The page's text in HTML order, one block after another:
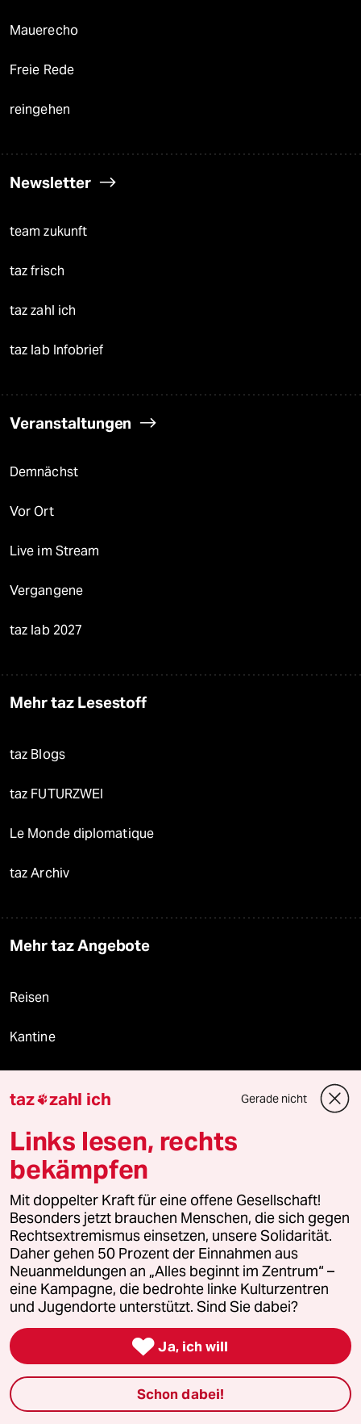
Mauerecho
Freie Rede
reingehen
Newsletter
team zukunft
taz frisch
taz zahl ich
taz lab Infobrief
Veranstaltungen
Demnächst
Vor Ort
Live im Stream
Vergangene
taz lab 2027
Mehr taz Lesestoff
taz Blogs
taz FUTURZWEI
Le Monde diplomatique
taz Archiv
Mehr taz Angebote
Reisen
Kantine
Fragen & Hilfe
Feedback
Aboservice
ePaper Login
Downloads für Abonnierende
taz zahl ich Gerade nicht
Links lesen, rechts
bekämpfen
Mit doppelter Kraft für eine offene Gesellschaft!
Besonders jetzt brauchen Menschen, die sich gegen
Rechtsextremismus einsetzen, unsere Solidarität.
Daher gehen 50 Prozent der Einnahmen aus
Neuanmeldungen an „Alles beginnt im Zentrum“ –
eine Kampagne, die bedrohte linke Kulturzentren
und Jugendorte unterstützt. Sind Sie dabei?
 Ja, ich will
Schon dabei!